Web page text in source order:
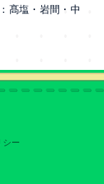
髙塩・岩間・中
シー